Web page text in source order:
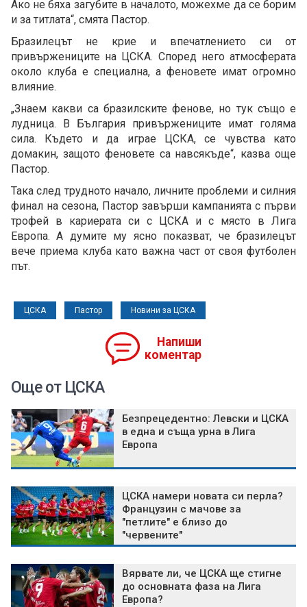
Ако не бяха загубите в началото, можехме да се борим
и за титлата“, смята Пастор.
Бразилецът не крие и впечатлението си от
привържениците на ЦСКА. Според него атмосферата
около клуба е специална, а феновете имат огромно
влияние.
„Знаем какви са бразилските фенове, но тук също е
лудница. В България привържениците имат голяма
сила. Където и да играе ЦСКА, се чувства като
домакин, защото феновете са навсякъде“, казва още
Пастор.
Така след трудното начало, личните проблеми и силния
финал на сезона, Пастор завърши кампанията с първи
трофей в кариерата си с ЦСКА и с място в Лига
Европа. А думите му ясно показват, че бразилецът
вече приема клуба като важна част от своя футболен
път.
ЦСКА Пастор Новини за ЦСКА
Напиши
коментар
Още от ЦСКА
Безпрецедентно: Левски и ЦСКА
в една и съща урна в Лига
Европа
ЦСКА намери новата си перла?
Французин с мачове за
"петлите" е близо до
"червените"
Вярвате ли, че ЦСКА ще стигне
до основната фаза на Лига
Европа?